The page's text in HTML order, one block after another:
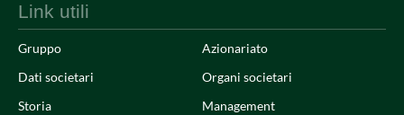
Link utili
Gruppo
Dati societari
Storia
Azionariato
Organi societari
Management